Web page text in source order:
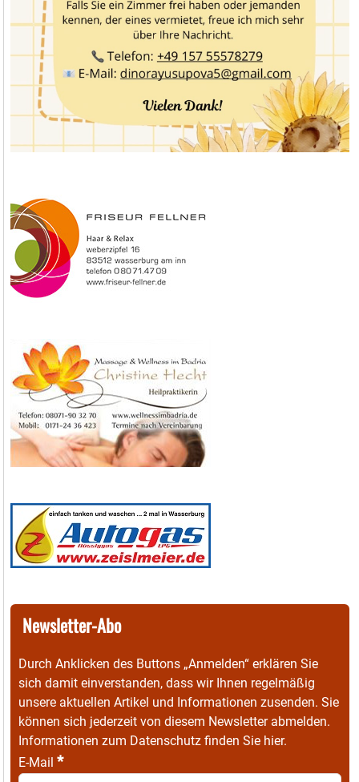
Newsletter-Abo
Durch Anklicken des Buttons „Anmelden“ erklären Sie
sich damit einverstanden, dass wir Ihnen regelmäßig
unsere aktuellen Artikel und Informationen zusenden. Sie
können sich jederzeit von diesem Newsletter abmelden.
Informationen zum Datenschutz finden Sie hier.
E-Mail *